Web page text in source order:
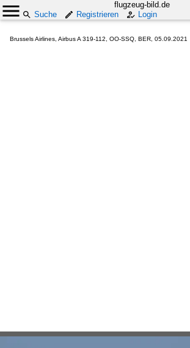
flugzeug-bild.de
Suche
Registrieren Login
Brussels Airlines, Airbus A 319-112, OO-SSQ, BER, 05.09.2021